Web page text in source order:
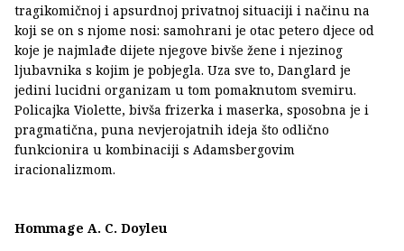
tragikomičnoj i apsurdnoj privatnoj situaciji i načinu na
koji se on s njome nosi: samohrani je otac petero djece od
koje je najmlađe dijete njegove bivše žene i njezinog
ljubavnika s kojim je pobjegla. Uza sve to, Danglard je
jedini lucidni organizam u tom pomaknutom svemiru.
Policajka Violette, bivša frizerka i maserka, sposobna je i
pragmatična, puna nevjerojatnih ideja što odlično
funkcionira u kombinaciji s Adamsbergovim
iracionalizmom.
Hommage A. C. Doyleu